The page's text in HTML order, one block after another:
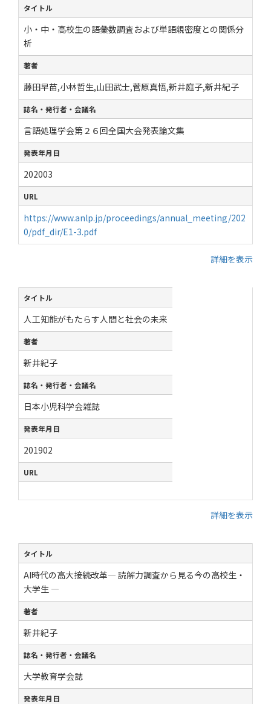
タイトル
小・中・高校生の語彙数調査および単語親密度との関係分
析
著者
藤田早苗,小林哲生,山田武士,菅原真悟,新井庭子,新井紀子
誌名・発行者・会議名
言語処理学会第２６回全国大会発表論文集
発表年月日
202003
URL
https://www.anlp.jp/proceedings/annual_meeting/202
0/pdf_dir/E1-3.pdf
詳細を表示
タイトル
人工知能がもたらす人間と社会の未来
著者
新井紀子
誌名・発行者・会議名
日本小児科学会雑誌
発表年月日
201902
URL
詳細を表示
タイトル
AI時代の高大接続改革― 読解力調査から見る今の高校生・
大学生 ―
著者
新井紀子
誌名・発行者・会議名
大学教育学会誌
発表年月日